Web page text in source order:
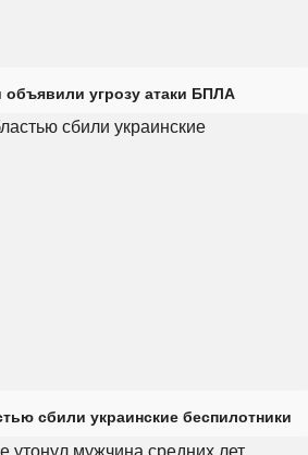
объявили угрозу атаки БПЛА
сбили украинские беспилотники